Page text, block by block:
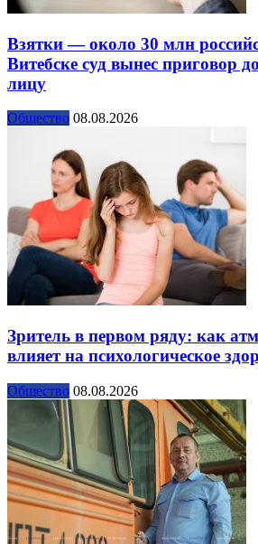
Взятки — около 30 млн
Витебске суд вынес приговор
лицу
Общество 08.08.2026
Зритель в первом ряду: как
влияет на психологическое
Общество 08.08.2026